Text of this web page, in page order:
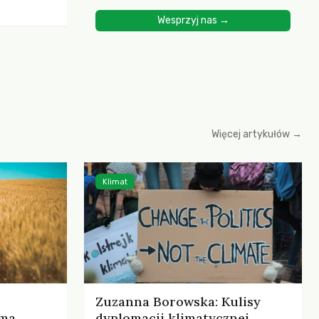
Wesprzyj nas →
Więcej artykułów →
Zuzanna Borowska: Kulisy
Klimat